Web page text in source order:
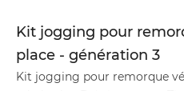
Kit jogging pour
place - génération 3
Kit jogging pour remorque